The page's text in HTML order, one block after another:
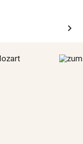
chevron_right